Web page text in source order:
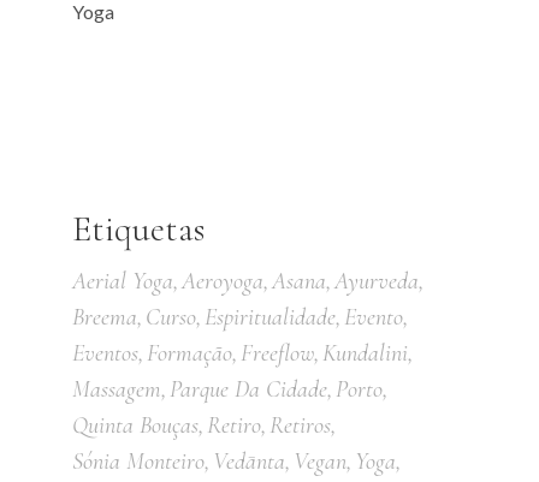
Etiquetas
Aerial Yoga Aeroyoga Asana Ayurveda
Breema Curso Espiritualidade Evento
Eventos Formação Freeflow Kundalini
Massagem Parque Da Cidade Porto
Quinta Bouças Retiro Retiros
Sónia Monteiro Vedānta Vegan Yoga